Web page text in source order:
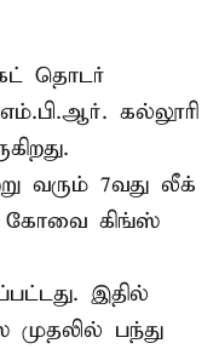
தொடர்
கல்லூரி
வரும் 7வது லீக்
கோவை கிங்ஸ்
இதில்
பந்து